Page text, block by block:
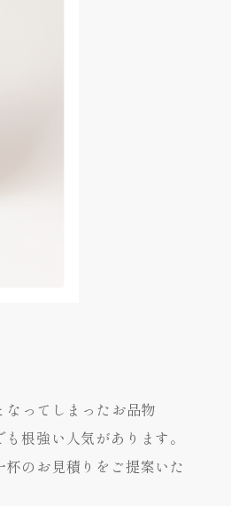
ってしまったお品物
根強い人気があります。
のお見積りをご提案いた